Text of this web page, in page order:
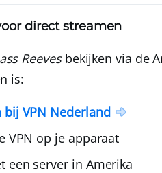
direct streamen
Reevesbekijken via de
is:
bij VPN Nederland
VPN op je apparaat
een server in Amerika